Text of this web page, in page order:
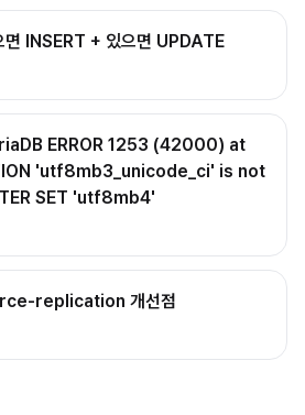
INSERT + 있으면 UPDATE
ERROR 1253 (42000) at
'utf8mb3_unicode_ci' is not
SET 'utf8mb4'
replication 개선점